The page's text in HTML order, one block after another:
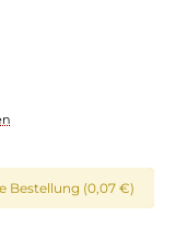
Bestellung (0,07 €)